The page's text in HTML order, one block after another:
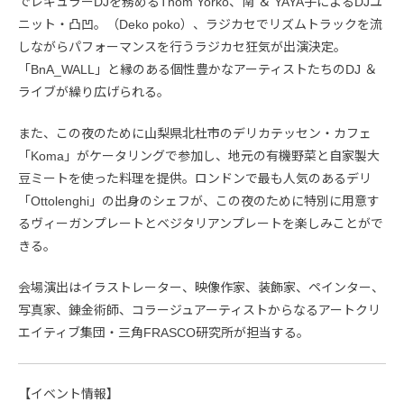
ニット・凸凹。（Deko poko）、ラジカセでリズムトラックを流
しながらパフォーマンスを行うラジカセ狂気が出演決定。
「BnA_WALL」と縁のある個性豊かなアーティストたちのDJ ＆
ライブが繰り広げられる。
また、この夜のために山梨県北杜市のデリカテッセン・カフェ
「Koma」がケータリングで参加し、地元の有機野菜と自家製大
豆ミートを使った料理を提供。ロンドンで最も人気のあるデリ
「Ottolenghi」の出身のシェフが、この夜のために特別に用意す
るヴィーガンプレートとベジタリアンプレートを楽しみことがで
きる。
会場演出はイラストレーター、映像作家、装飾家、ペインター、
写真家、錬金術師、コラージュアーティストからなるアートクリ
エイティブ集団・三角FRASCO研究所が担当する。
【イベント情報】